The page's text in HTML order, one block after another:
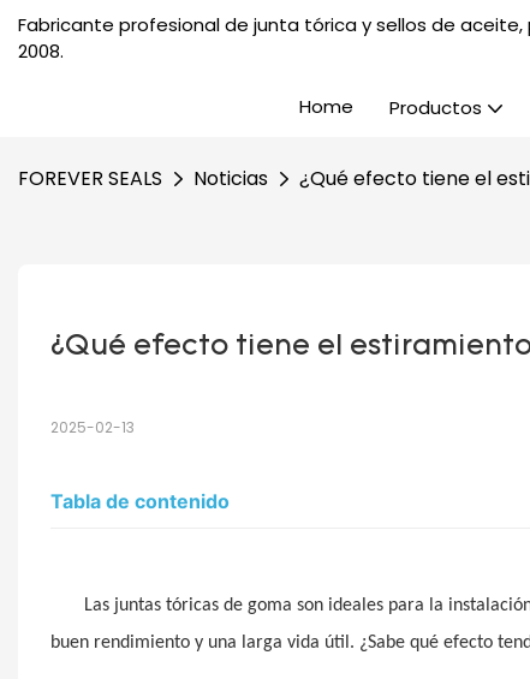
Fabricante profesional de junta tórica y sellos de
2008.
Home Productos
FOREVER SEALS Noticias ¿Qué efecto tiene el
¿Qué efecto tiene el
2025-02-13
Tabla de contenido
Las juntas tóricas de goma son ideales para la
buen rendimiento y una larga vida útil. ¿Sabe qué efecto